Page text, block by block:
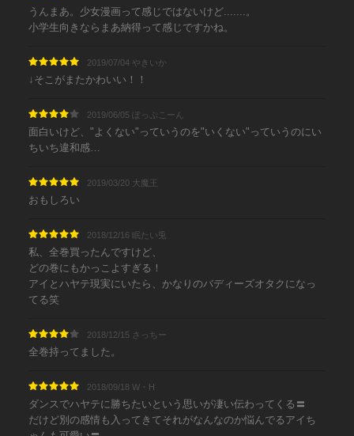
うんまあ。少女漫画って感じではないけど.......。
小学生向きならまあ納得って感じですかね。
2019/07/04 やきいか
↓そこがまたかわいい！！
2019/06/05 ぽっぷこーん
面白いけど、"よくない"っていうのを"いくない"っていうのにい
ちいち違和感…
2019/03/20 大魔王
おもしろい
2018/12/16 眠たい兎
私、全巻買ったんですけど、
どの巻にもかっこよすぎる！
アイとハヤテ現実にいたら、かなりのバディーズオタクになっ
てる笑
2018/12/15 さっちー
全巻持ってました。
2018/09/18 W・H
ダンスでハヤテに勝ちたいという思いが凄い伝わってくる〓
だけど別の感情も入ってきてそれがなんなのか悩んでるアイち